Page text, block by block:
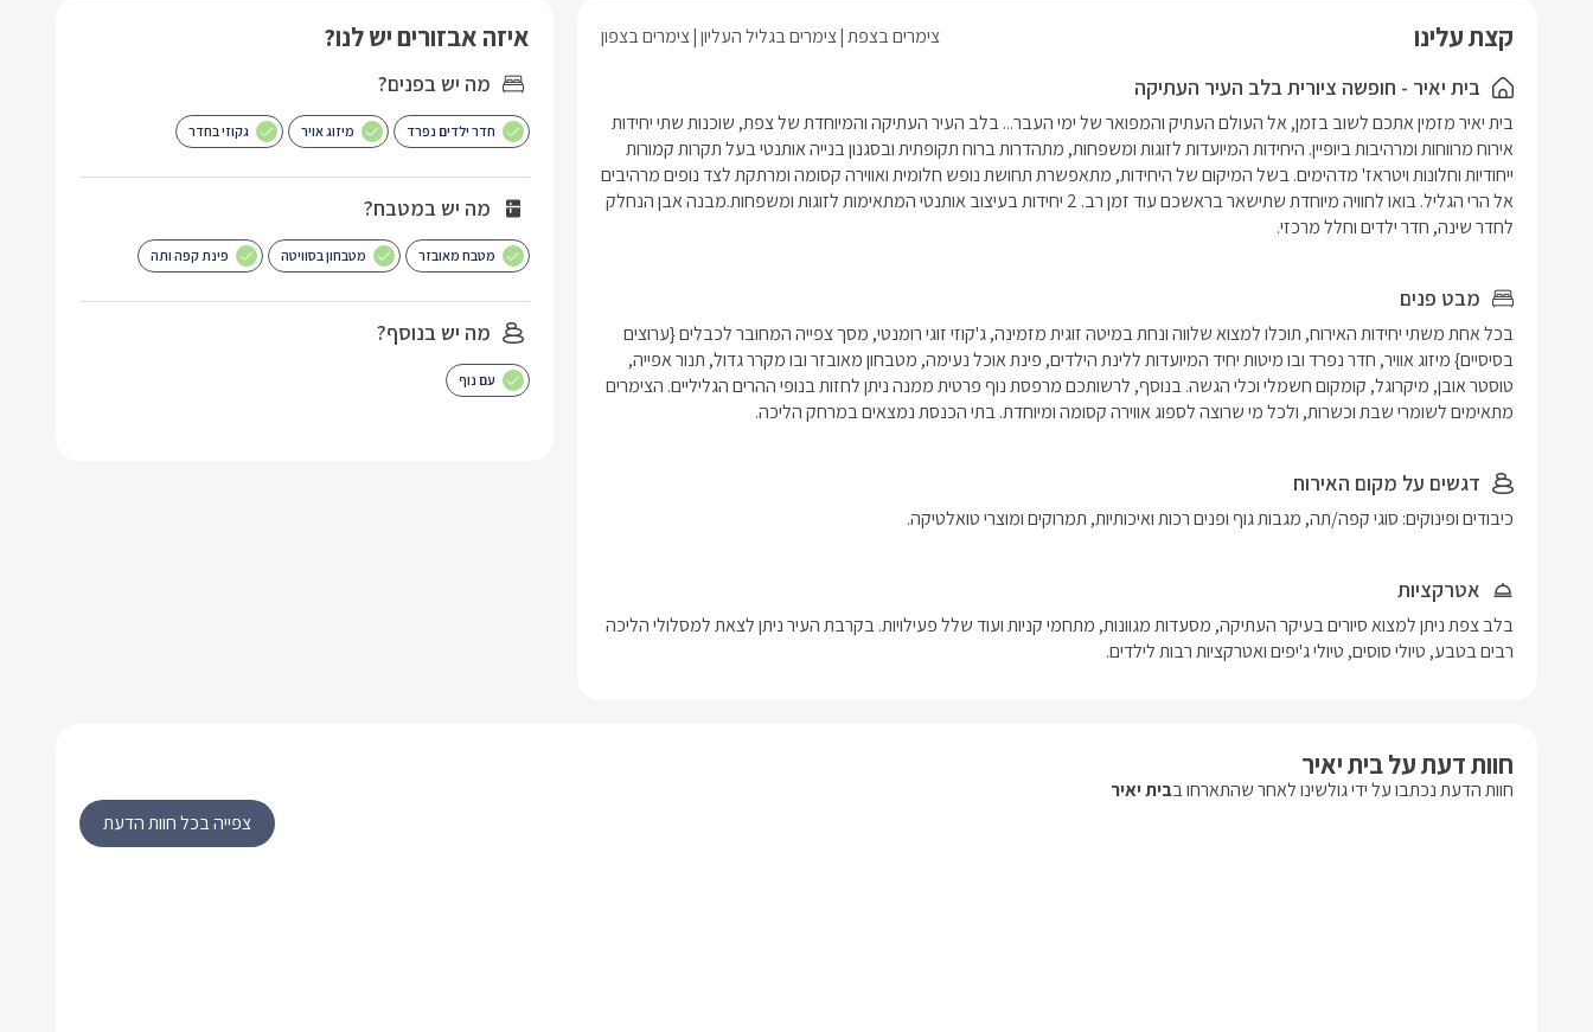
קצת עלינו צימרים בצפת צימרים בגליל העליון צימרים בצפון
בית יאיר - חופשה ציורית בלב העיר העתיקה
לחדר שינה, חדר ילדים וחלל מרכזי.
מבט פנים
מתאימים לשומרי שבת וכשרות, ולכל מי שרוצה לספוג אווירה קסומה ומיוחדת. בתי הכנסת נמצאים במרחק הליכה.
דגשים על מקום האירוח
כיבודים ופינוקים: סוגי קפה/תה, מגבות גוף ופנים רכות ואיכותיות, תמרוקים ומוצרי טואלטיקה.
אטרקציות
רבים בטבע, טיולי סוסים, טיולי ג'יפים ואטרקציות רבות לילדים.
איזה אבזורים יש לנו?
מה יש בפנים?
חדר ילדים נפרד מיזוג אויר גקוזי בחדר
מה יש במטבח?
מטבח מאובזר מטבחון בסוויטה פינת קפה ותה
מה יש בנוסף?
עם נוף
חוות דעת על בית יאיר
חוות הדעת נכתבו על ידי גולשינו לאחר שהתארחו בבית יאיר
צפייה בכל חוות הדעת